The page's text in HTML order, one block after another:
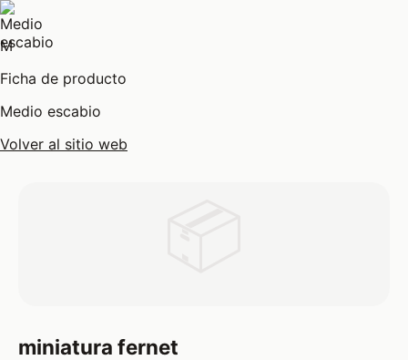
M
Ficha de producto
Medio escabio
Volver al sitio web
miniatura fernet